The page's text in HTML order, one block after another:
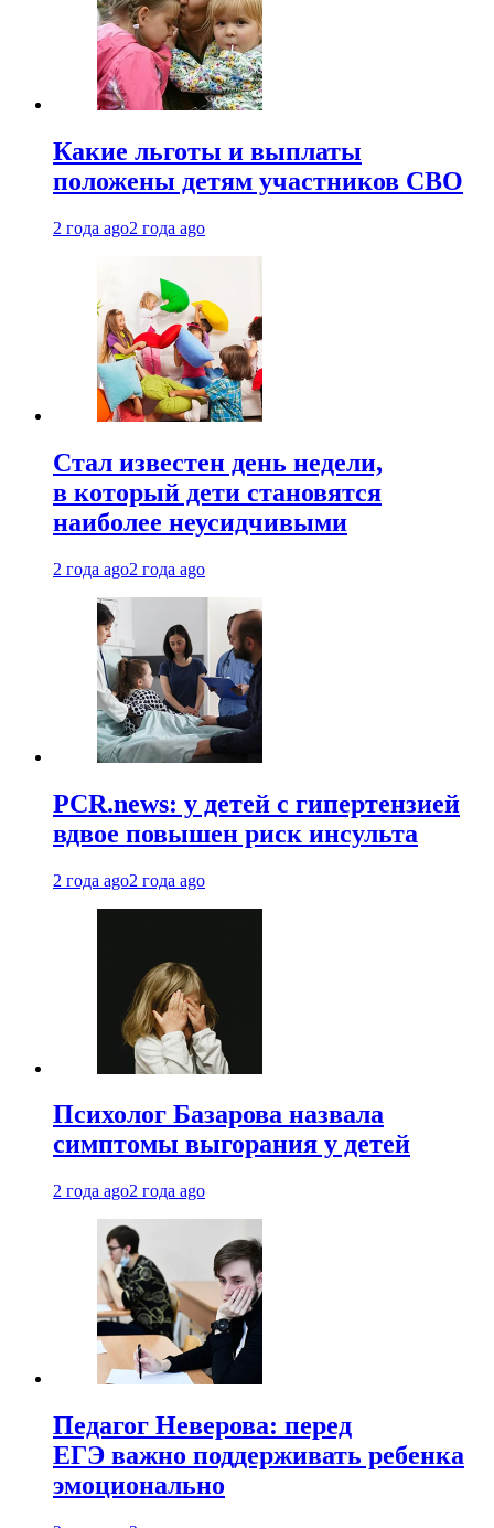
Какие льготы и выплаты
положены детям участников СВО
2 года ago2 года ago
Стал известен день недели,
в который дети становятся
наиболее неусидчивыми
2 года ago2 года ago
PCR.news: у детей с гипертензией
вдвое повышен риск инсульта
2 года ago2 года ago
Психолог Базарова назвала
симптомы выгорания у детей
2 года ago2 года ago
Педагог Неверова: перед
ЕГЭ важно поддерживать ребенка
эмоционально